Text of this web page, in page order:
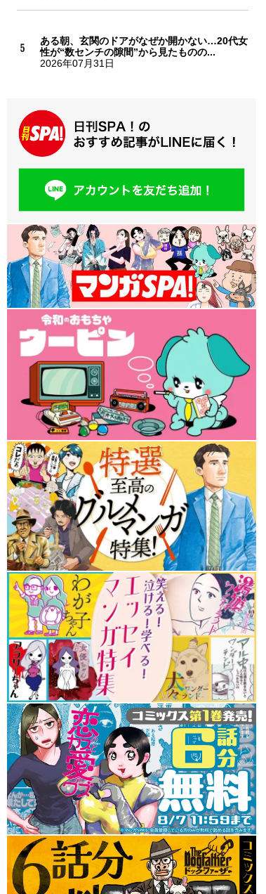
ある朝、玄関のドアがなぜか開かない…20代女
性が“数センチの隙間”から見たものの...
2026年07月31日